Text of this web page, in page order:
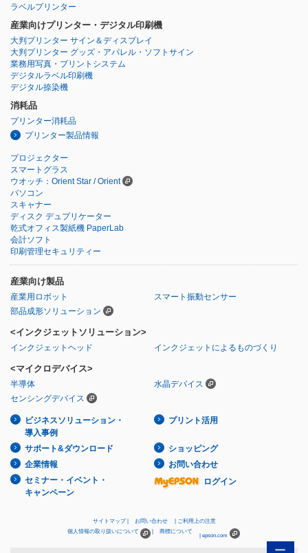
ラベルプリンター
産業向けプリンター・デジタル印刷機
大判プリンター サイン＆ディスプレイ
大判プリンター グッズ・アパレル・ソフトサイン
業務用写真・プリントシステム
デジタルラベル印刷機
デジタル捺染機
消耗品
プリンター消耗品
プリンター製品情報
プロジェクター
スマートグラス
ウオッチ：Orient Star / Orient
パソコン
スキャナー
ディスク デュプリケーター
乾式オフィス製紙機 PaperLab
会計ソフト
印刷管理セキュリティー
産業向け製品
産業用ロボット
スマート振動センサー
部品成形ソリューション
<インクジェットソリューション>
インクジェットヘッド インクジェットによるものづくり
<マイクロデバイス>
半導体
水晶デバイス
センシングデバイス
ビジネスソリューション・
導入事例
プリント活用
サポート&ダウンロード
ショッピング
企業情報
お問い合わせ
セミナー・イベント・
キャンペーン
ログイン
サイトマップ お問い合わせ
ご利用上の注意
個人情報の取り扱いについて
商標について
epson.com